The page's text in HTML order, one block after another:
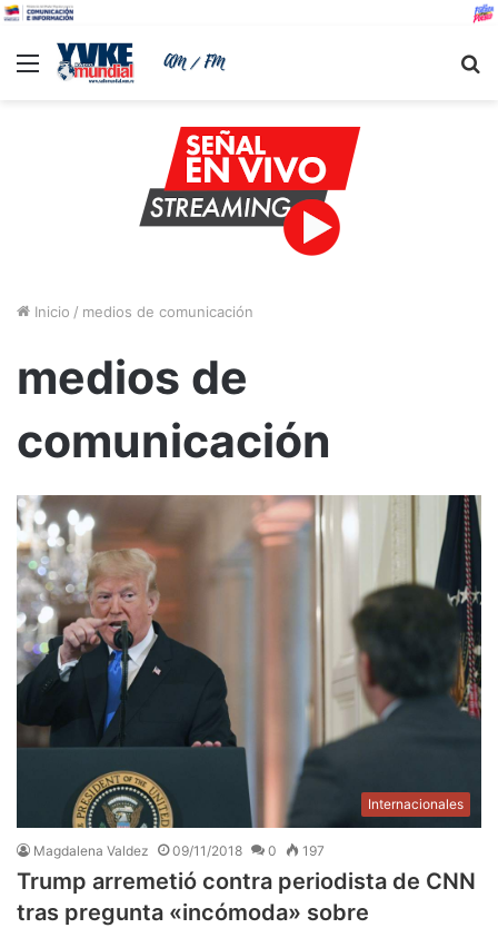
Menu
Inicio / medios de comunicación
medios de
comunicación
Internacionales
Magdalena Valdez 09/11/2018 0 197
Trump arremetió contra periodista de CNN
tras pregunta «incómoda» sobre